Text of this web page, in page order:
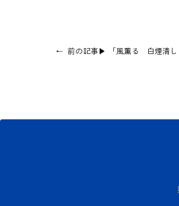
← 前の記事▶ 「風薫る 白煙清